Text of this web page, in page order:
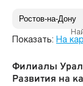
Показать: На
Филиалы
Развития на